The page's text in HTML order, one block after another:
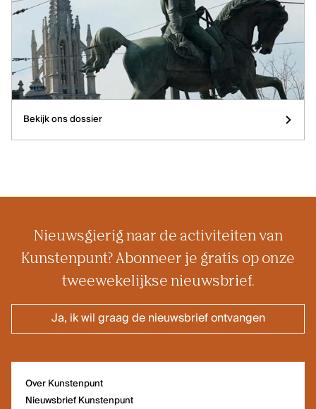
Bekijk ons dossier
Nieuwsgierig naar de activiteiten van
Kunstenpunt? Abonneer je gratis op onze
tweewekelijkse nieuwsbrief.
Ja, ik wil graag de nieuwsbrief ontvangen
Over Kunstenpunt
Nieuwsbrief Kunstenpunt